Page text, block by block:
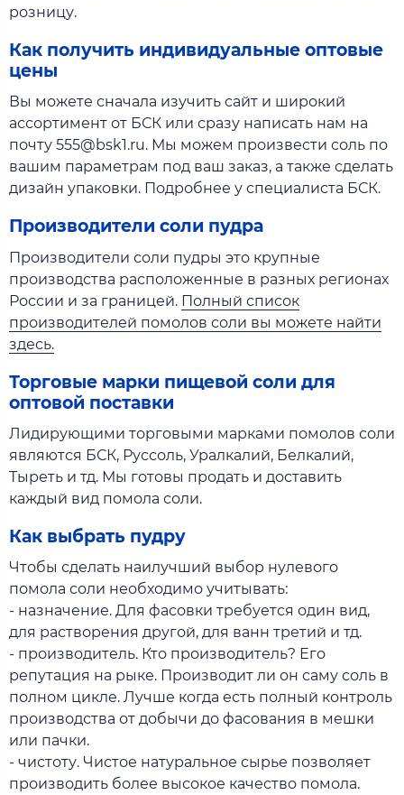
розницу.
Как получить индивидуальные оптовые
цены
Вы можете сначала изучить сайт и широкий
ассортимент от БСК или сразу написать нам на
почту 555@bsk1.ru. Мы можем произвести соль по
вашим параметрам под ваш заказ, а также сделать
дизайн упаковки. Подробнее у специалиста БСК.
Производители соли пудра
Производители соли пудры это крупные
производства расположенные в разных регионах
России и за границей. Полный список
производителей помолов соли вы можете найти
здесь.
Торговые марки пищевой соли для
оптовой поставки
Лидирующими торговыми марками помолов соли
являются БСК, Руссоль, Уралкалий, Белкалий,
Тыреть и тд. Мы готовы продать и доставить
каждый вид помола соли.
Как выбрать пудру
Чтобы сделать наилучший выбор нулевого
помола соли необходимо учитывать:
- назначение. Для фасовки требуется один вид,
для растворения другой, для ванн третий и тд.
- производитель. Кто производитель? Его
репутация на рыке. Производит ли он саму соль в
полном цикле. Лучше когда есть полный контроль
производства от добычи до фасования в мешки
или пачки.
- чистоту. Чистое натуральное сырье позволяет
производить более высокое качество помола.